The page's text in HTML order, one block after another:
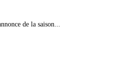
de la saison...